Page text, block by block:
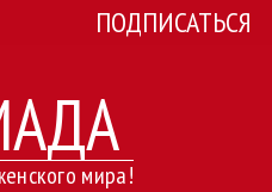
мира!
ПОДПИСАТЬСЯ